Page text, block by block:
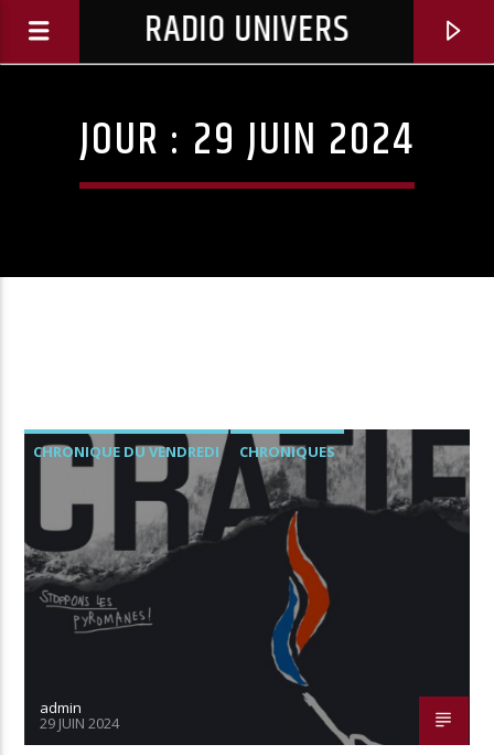
RADIO UNIVERS
JOUR : 29 JUIN 2024
CHRONIQUE DU VENDREDI CHRONIQUES
admin
29 JUIN 2024